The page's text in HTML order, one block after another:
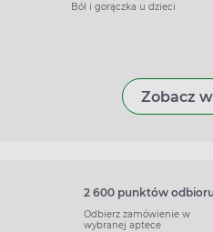
Ból i gorączka u dzieci
Zobacz
2 600 punktów
Odbierz zamówienie w
wybranej aptece